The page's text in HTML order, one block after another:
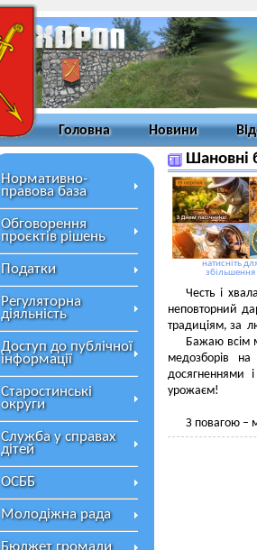
Головна Новини
Нормативно-
правова база
Обговорення
проєктів рішень
Податки
Регуляторна
діяльність
Доступ до публічної
інформації
Старостинські
округи
Служба у справах
дітей
ОСББ
Молодіжна рада
Бюджет громади
Шановні
натисніть
збільшення
Честь і
неповторний
традиціям, за
Бажаю всім
медозборів
досягненнями
урожаєм!
З повагою –